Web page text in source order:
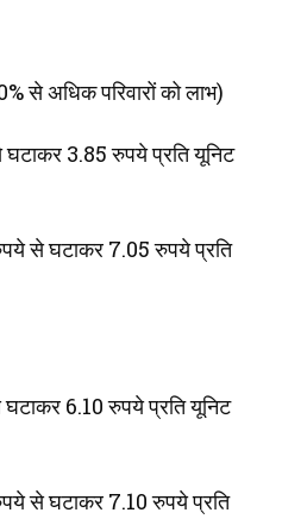
से अधिक परिवारों को लाभ)
3.85 रुपये प्रति यूनिट
से घटाकर 7.05 रुपये प्रति
6.10 रुपये प्रति यूनिट
से घटाकर 7.10 रुपये प्रति